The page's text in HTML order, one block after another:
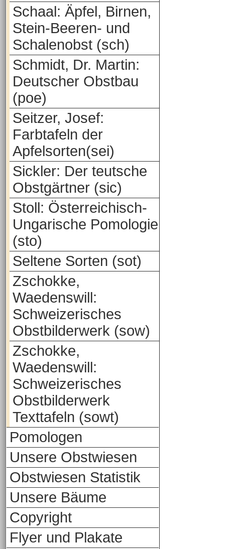
Schaal: Äpfel, Birnen,
Stein-Beeren- und
Schalenobst (sch)
Schmidt, Dr. Martin:
Deutscher Obstbau
(poe)
Seitzer, Josef:
Farbtafeln der
Apfelsorten(sei)
Sickler: Der teutsche
Obstgärtner (sic)
Stoll: Österreichisch-
Ungarische Pomologie
(sto)
Seltene Sorten (sot)
Zschokke,
Waedenswill:
Schweizerisches
Obstbilderwerk (sow)
Zschokke,
Waedenswill:
Schweizerisches
Obstbilderwerk
Texttafeln (sowt)
Pomologen
Unsere Obstwiesen
Obstwiesen Statistik
Unsere Bäume
Copyright
Flyer und Plakate